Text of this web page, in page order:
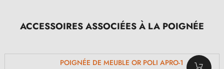
ACCESSOIRES ASSOCIÉES À LA POIGNÉE
POIGNÉE DE MEUBLE OR POLI APRO-1